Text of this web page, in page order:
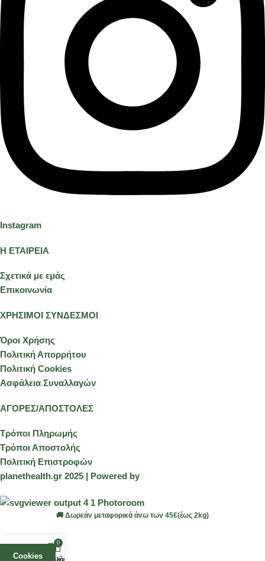
Instagram
Η ΕΤΑΙΡΕΙΑ
Σχετικά με εμάς
Επικοινωνία
ΧΡΗΣΙΜΟΙ ΣΥΝΔΕΣΜΟΙ
Όροι Χρήσης
Πολιτική Απορρήτου
Πολιτική Cookies
Ασφάλεια Συναλλαγών
ΑΓΟΡΕΣ/ΑΠΟΣΤΟΛΕΣ
Τρόποι Πληρωμής
Τρόποι Αποστολής
Πολιτική Επιστροφών
planethealth.gr 2025 | Powered by
🚚 Δωρεάν μεταφορικά άνω των 45€(έως 2kg)
Αγαπημένα
0
Καλάθι
Cookies